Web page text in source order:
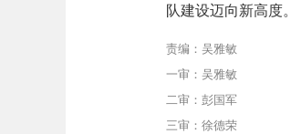
队建设迈向新高度。
责编：吴雅敏
一审：吴雅敏
二审：彭国军
三审：徐德荣